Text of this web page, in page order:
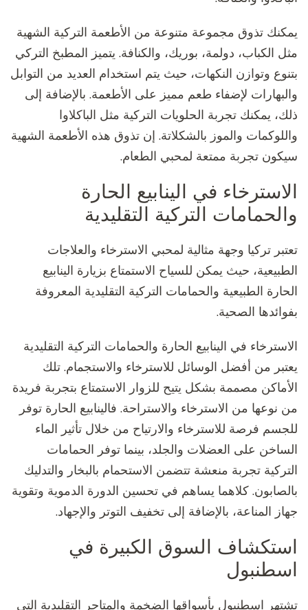
يمكنك تذوق مجموعة متنوعة من الأطعمة التركية الشهية
مثل الكباب، دولمة، بوريك، والكنافة. يتميز المطبخ التركي
بتنوع وتوازن النكهات، حيث يتم استخدام العديد من التوابل
والبهارات لإضفاء طعم مميز على الأطعمة. بالإضافة إلى
ذلك، يمكنك تجربة الحلويات التركية مثل الباكلاوا
واللوكمات والموز بالشكلاتة. إن تذوق هذه الأطعمة الشهية
سيكون تجربة ممتعة لمحبي الطعام.
الاسترخاء في الينابيع الحارة
والحمامات التركية التقليدية
تعتبر تركيا وجهة مثالية لمحبي الاسترخاء والعلاجات
الطبيعية، حيث يمكن للسياح الاستمتاع بزيارة الينابيع
الحارة الطبيعية والحمامات التركية التقليدية المعروفة
بفوائدها الصحية.
الاسترخاء في الينابيع الحارة والحمامات التركية التقليدية
يعتبر من أفضل الوسائل للاسترخاء والاستجمام. تلك
الأماكن مصممة بشكل يتيح للزوار الاستمتاع بتجربة فريدة
من نوعها من الاسترخاء والاستراحة. فالينابيع الحارة توفر
للجسم فرصة للاسترخاء والارتياح من خلال تأثير الماء
الساخن على العضلات والجلد، بينما توفر الحمامات
التركية تجربة منعشة تتضمن الاستحمام بالبخار والتدليك
بالصابون. كلاهما يساهم في تحسين الدورة الدموية وتقوية
جهاز المناعة، بالإضافة إلى تخفيف التوتر والإجهاد.
استكشاف السوق الكبيرة في
اسطنبول
تشتهر اسطنبول بأسواقها الضخمة والمتاجر التقليدية التي